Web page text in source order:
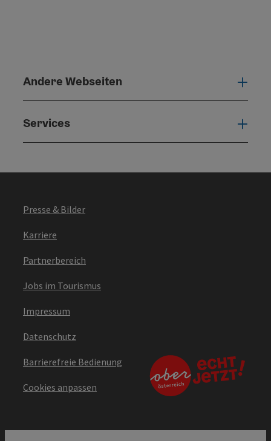
Andere Webseiten
Services
Presse & Bilder
Karriere
Partnerbereich
Jobs im Tourismus
Impressum
Datenschutz
Barrierefreie Bedienung
Cookies anpassen